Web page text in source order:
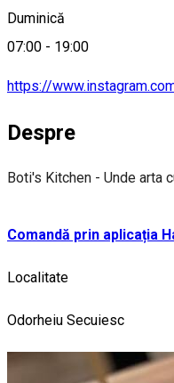
Duminică
07:00 - 19:00
https://
Despre
Boti's Kitchen - Unde arta
Comandă prin aplicația
Localitate
Odorheiu Secuiesc